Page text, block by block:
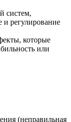
систем,
и регулирование
которые
или
(неправильная